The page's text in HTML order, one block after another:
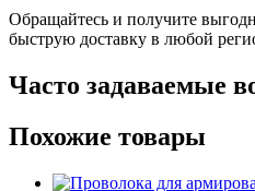
Обращайтесь и получите
быструю доставку в любой
Часто задаваемые
Похожие товары